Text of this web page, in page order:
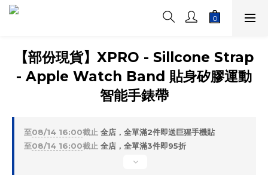
【部份現貨】XPRO - Sillcone Strap
- Apple Watch Band 貼身矽膠運動
智能手錶帶
至08/14 16:00截止 全店，全單滿2件即送巨猩手機貼
至08/14 16:00截止 全店，全單滿3件即95折